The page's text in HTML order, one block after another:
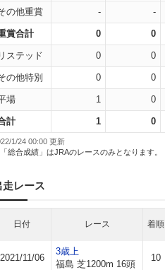
の他重賞
- -
賞合計 0 0
リステッド 0 0
の他特別 0 0
場 1 0
計 1 0
1/24 00:00 更新
総合成績」はJRAのレースのみとなります。
走レース
日付 レース 着順
2021/11/06
3歳上
福島 芝1200m 16頭
10